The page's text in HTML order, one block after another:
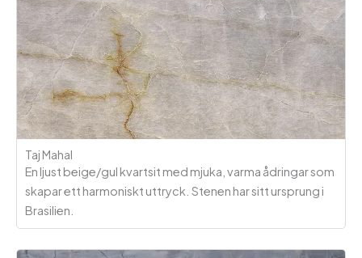
Taj Mahal
En ljust beige/gul kvartsit med mjuka, varma ådringar som
skapar ett harmoniskt uttryck. Stenen har sitt ursprung i
Brasilien.